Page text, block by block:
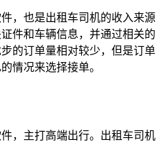
，也是出租车司机的收入来源
件和车辆信息，并通过相关的
的订单量相对较少，但是订单
情况来选择接单。
，主打高端出行。出租车司机